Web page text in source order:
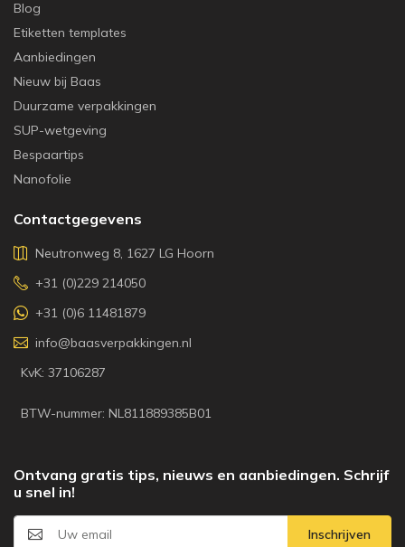
Blog
Etiketten templates
Aanbiedingen
Nieuw bij Baas
Duurzame verpakkingen
SUP-wetgeving
Bespaartips
Nanofolie
Contactgegevens
Neutronweg 8, 1627 LG Hoorn
+31 (0)229 214050
+31 (0)6 11481879
info@baasverpakkingen.nl
KvK: 37106287
BTW-nummer: NL811889385B01
Ontvang gratis tips, nieuws en aanbiedingen. Schrijf
u snel in!
Inschrijven